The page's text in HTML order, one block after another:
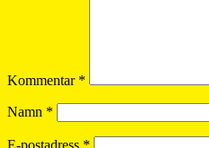
Kommentar *
Namn *
E-postadress *